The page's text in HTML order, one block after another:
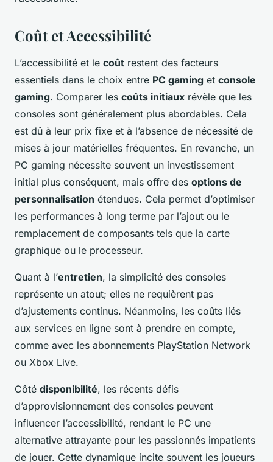
Coût et Accessibilité
L’accessibilité et le coût restent des facteurs
essentiels dans le choix entre PC gaming et console
gaming. Comparer les coûts initiaux révèle que les
consoles sont généralement plus abordables. Cela
est dû à leur prix fixe et à l’absence de nécessité de
mises à jour matérielles fréquentes. En revanche, un
PC gaming nécessite souvent un investissement
initial plus conséquent, mais offre des options de
personnalisation étendues. Cela permet d’optimiser
les performances à long terme par l’ajout ou le
remplacement de composants tels que la carte
graphique ou le processeur.
Quant à l’entretien, la simplicité des consoles
représente un atout; elles ne requièrent pas
d’ajustements continus. Néanmoins, les coûts liés
aux services en ligne sont à prendre en compte,
comme avec les abonnements PlayStation Network
ou Xbox Live.
Côté disponibilité, les récents défis
d’approvisionnement des consoles peuvent
influencer l’accessibilité, rendant le PC une
alternative attrayante pour les passionnés impatients
de jouer. Cette dynamique incite souvent les joueurs